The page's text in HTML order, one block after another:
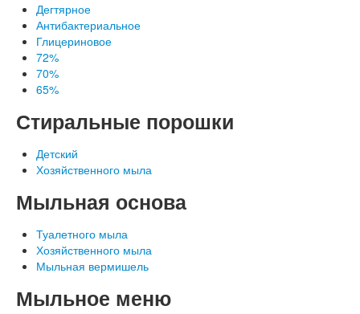
Дегтярное
Антибактериальное
Глицериновое
72%
70%
65%
Стиральные порошки
Детский
Хозяйственного мыла
Мыльная основа
Туалетного мыла
Хозяйственного мыла
Мыльная вермишель
Мыльное меню